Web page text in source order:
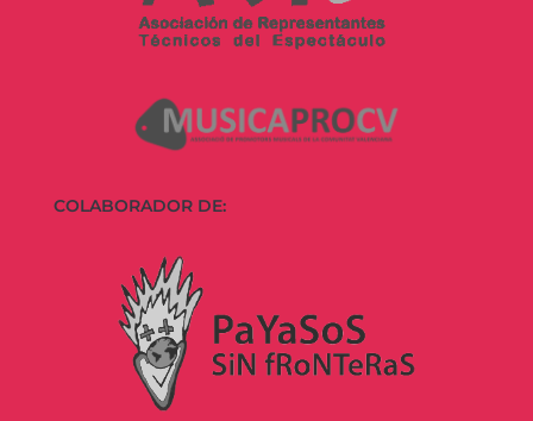
COLABORADOR DE: